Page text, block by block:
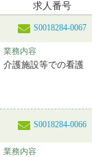
求人番号
S0018284-0067
業務内容
介護施設等での看護
S0018284-0066
業務内容